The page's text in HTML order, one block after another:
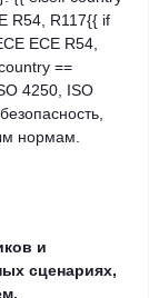
R54, R117{{ if
ECE R54,
==
4250, ISO
нормам.
и
сценариях,